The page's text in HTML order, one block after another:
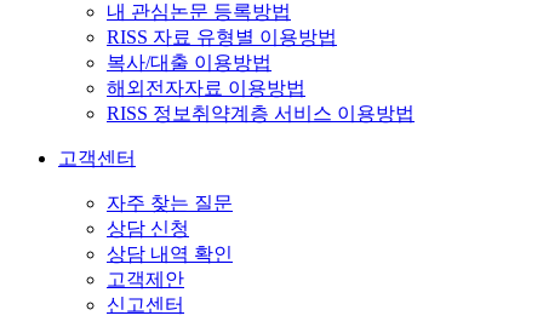
내 관심논문 등록방법
RISS 자료 유형별 이용방법
복사/대출 이용방법
해외전자자료 이용방법
RISS 정보취약계층 서비스 이용방법
고객센터
자주 찾는 질문
상담 신청
상담 내역 확인
고객제안
신고센터